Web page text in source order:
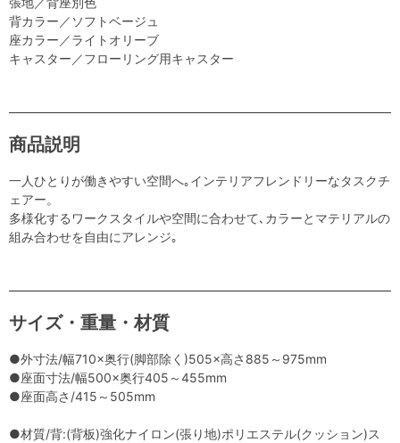
背カラー／ソフトベージュ
座カラー／ライトオリーブ
キャスター／フローリング用キャスター
商品説明
一人ひとりが働きやすい空間へ｡インテリアフレンドリーなタスクチ
ェアー。
多様化するワークスタイルや空間に合わせて､カラーとマテリアルの
組み合わせを自由にアレンジ｡
サイズ・重量・材質
●外寸法/幅710×奥行(脚部除く)505×高さ885～975mm
●座面寸法/幅500×奥行405～455mm
●座面高さ/415～505mm
●材質/背:(背板)強化ナイロン(張り地)ポリエステル(クッション)ス